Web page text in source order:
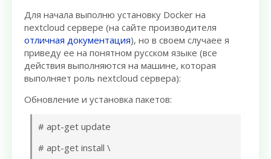
Для начала выполню установку Docker на
nextcloud сервере (на сайте производителя
отличная документация), но в своем случаее я
приведу ее на понятном русском языке (все
действия выполняются на машине, которая
выполняет роль nextcloud сервера):
Обновление и установка пакетов:
# apt-get update
# apt-get install \